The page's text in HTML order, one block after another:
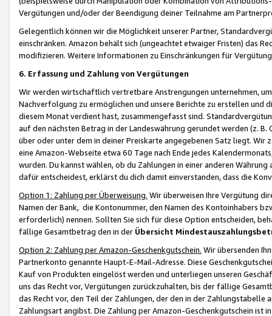
Vergütungen und/oder der Beendigung deiner Teilnahme am
Gelegentlich können wir die Möglichkeit unserer Partner,
einschränken. Amazon behält sich (ungeachtet etwaiger Fristen) das
modifizieren. Weitere Informationen zu Einschränkungen für
6. Erfassung und Zahlung von Vergütungen
Wir werden wirtschaftlich vertretbare Anstrengungen unternehmen,
Nachverfolgung zu ermöglichen und unsere Berichte zu erstellen und
diesem Monat verdient hast, zusammengefasst sind.
auf den nächsten Betrag in der Landeswährung gerundet werden (z.
über oder unter dem in deiner Preiskarte angegebenen Satz liegt.
eine Amazon-Webseite etwa 60 Tage nach Ende jedes
wurden. Du kannst wählen, ob du Zahlungen in einer anderen
dafür entscheidest, erklärst du dich damit einverstanden, dass die
Option 1: Zahlung per Überweisung. Wir überweisen Ihre Vergütung
Namen der Bank, die Kontonummer, den Namen des Kontoinhabers
erforderlich) nennen. Sollten Sie sich für diese Option entscheiden,
fällige Gesamtbetrag den in der Übersicht
Option 2: Zahlung per Amazon-Geschenkgutschein. Wir übersenden
Partnerkonto genannte Haupt-E-Mail-Adresse. Diese
Kauf von Produkten eingelöst werden und unterliegen unseren
uns das Recht vor, Vergütungen zurückzuhalten, bis der fällige
das Recht vor, den Teil der Zahlungen, der den in der
Zahlungsart angibst. Die Zahlung per Amazon-Geschenkgutschein ist